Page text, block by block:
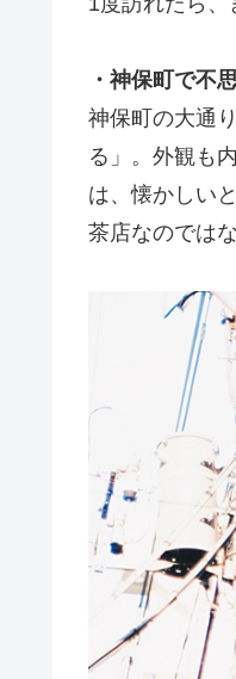
・神保町で不
神保町の大通
る」。外観も
は、懐かしい
茶店なのでは